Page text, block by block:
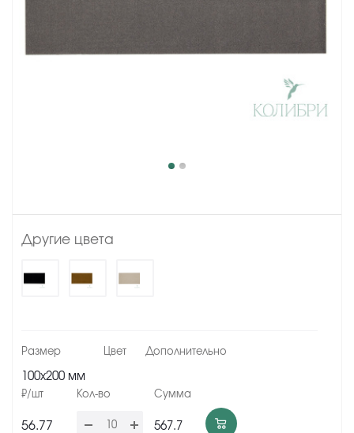
Другие цвета
100x200 мм
56.77 567.7